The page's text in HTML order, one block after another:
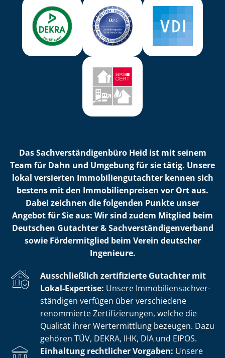
Das Sach­ver­stän­di­gen­bü­ro Heid ist mit seinem
Team für Dahn und Umgebung für sie tätig. Unsere
lokal versierten Im­mo­bi­li­en­gut­ach­ter kennen sich
bestens mit den Im­mo­bi­li­en­prei­sen vor Ort aus.
Dabei zeichnen die folgenden Punkte unser
Angebot für Sie aus: Wir sind zudem Mitglied beim
Deutschen Gutachter & Sach­ver­stän­di­gen­ver­band
sowie Fördermitglied beim Verein deutscher
Ingenieure.
Ausschließlich zertifizierte Gutachter mit
Lokal-Expertise: Unsere Im­mo­bi­li­en­sach­ver­
stän­di­gen verfügen über verschiedene
renommierte Zer­ti­fi­zie­run­gen, welche die
Qualität ihrer Wertermittlung bezeugen. Dazu
gehören TÜV, DEKRA, IHK, DIA und EIPOS.
Einhaltung rechtlicher Vorgaben: Unsere